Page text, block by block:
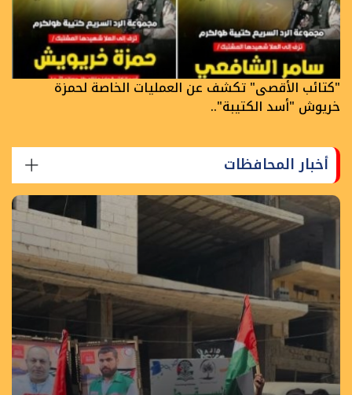
"كتائب الأقصى" تكشف عن العمليات الخاصة لحمزة
خريوش "أسد الكتيبة"..
أخبار المحافظات